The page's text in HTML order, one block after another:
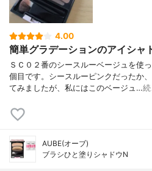
4.00
簡単グラデーションのアイシャ
ＳＣ０２番のシースルーベージュを使
個目です。シースルーピンクだったか
てみましたが、私にはこのベージュ…
AUBE(オーブ)
ブラシひと塗りシャドウN